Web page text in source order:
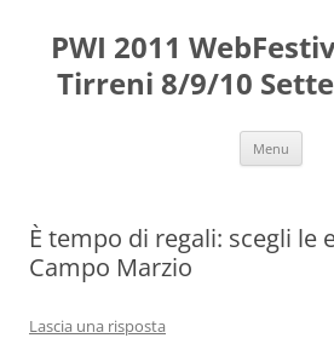
contenuto
PWI 2011
Tirreni 8/9/10
Menu
È tempo di regali: scegli le
Campo Marzio
Lascia una risposta